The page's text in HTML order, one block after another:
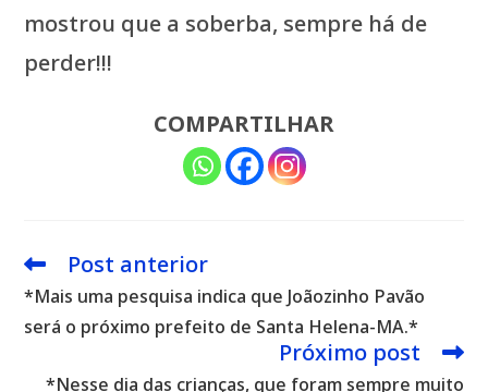
mostrou que a soberba, sempre há de
perder!!!
COMPARTILHAR
Leia
artigos
Post anterior
*Mais uma pesquisa indica que Joãozinho Pavão
será o próximo prefeito de Santa Helena-MA.*
Próximo post
*Nesse dia das crianças, que foram sempre muito